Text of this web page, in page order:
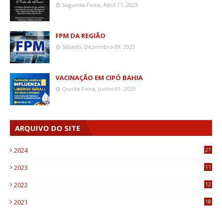
Segunda-Feira, Abril 17, 2023
FPM DA REGIÃO
Sábado, Dezembro 09, 2023
VACINAÇÃO EM CIPÓ BAHIA
Quinta-Feira, Junho 01, 2023
ARQUIVO DO SITE
2024 21
2023
11
2022
12
2021
18